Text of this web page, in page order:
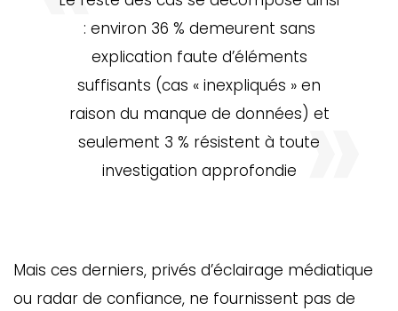
: environ 36 % demeurent sans
explication faute d’éléments
suffisants (cas « inexpliqués » en
raison du manque de données) et
seulement 3 % résistent à toute
investigation approfondie
Mais ces derniers, privés d’éclairage médiatique
ou radar de confiance, ne fournissent pas de